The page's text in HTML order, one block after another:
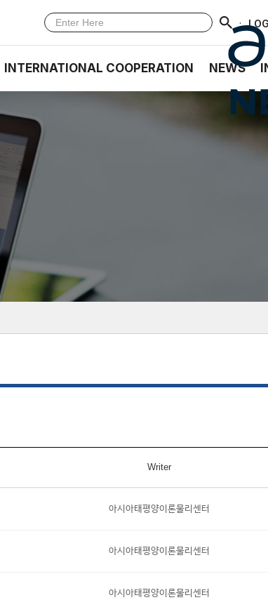
·
INTERNATIONAL COOPERATION NEWS
Writer
아시아태평양이론물리센터
아시아태평양이론물리센터
아시아태평양이론물리센터